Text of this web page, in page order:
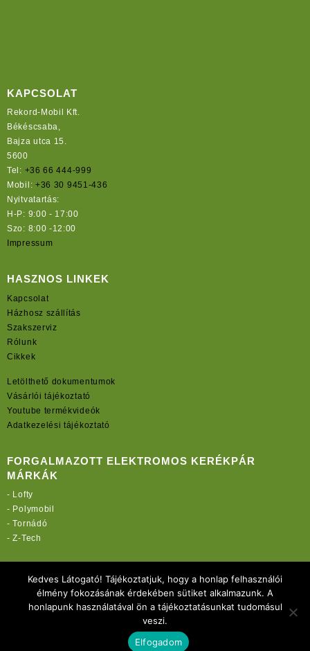
KAPCSOLAT
Rekord-Mobil Kft.
Békéscsaba,
Bajza utca 15.
5600
Tel: +36 66 444-999
Mobil: +36 30 9451-436
Nyitvatartás:
H-P: 9:00 - 17:00
Szo: 8:00 -12:00
Impressum
HASZNOS LINKEK
Kapcsolat
Házhosz szállítás
Szakszerviz
Rólunk
Cikkek
Letölthető dokumentumok
Vásárlói tájékoztató
Youtube termékvideók
Adatkezelési tájékoztató
FORGALMAZOTT ELEKTROMOS KERÉKPÁR
MÁRKÁK
- Lofty
- Polymobil
-Tornádó
-Z-Tech
rekordmobil.hu
rekordmotor.hu
elektromos-kerekparbolt.hu
Copyright 2021 Rekord-Mobil Kft.
Kedves Látogató! Tájékoztatjuk, hogy a honlap felhasználói
élmény fokozásának érdekében sütiket alkalmazunk. A
honlapunk használatával ön a tájékoztatásunkat tudomásul
veszi.
Elfogadom